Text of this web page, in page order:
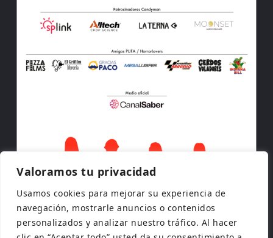
Valoramos tu privacidad
Usamos cookies para mejorar su experiencia de
navegación, mostrarle anuncios o contenidos
personalizados y analizar nuestro tráfico. Al hacer